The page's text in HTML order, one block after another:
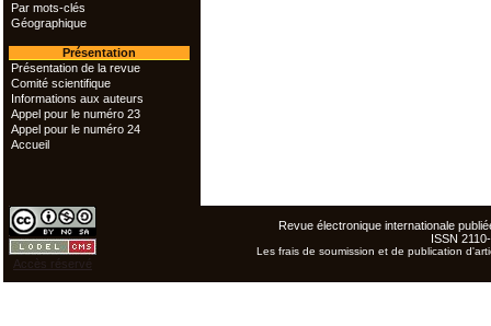
Par mots-clés
Géographique
Présentation
Présentation de la revue
Comité scientifique
Informations aux auteurs
Appel pour le numéro 23
Appel pour le numéro 24
Accueil
Accès réservé
Revue électronique internationale
ISSN
Les frais de soumission et de publication